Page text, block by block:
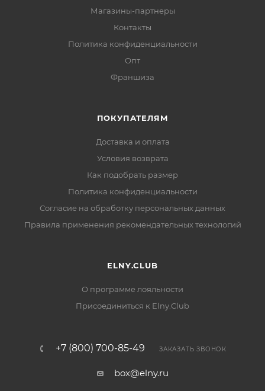
Магазины-партнеры
Контакты
Политика конфиденциальности
Опт
Франшиза
ПОКУПАТЕЛЯМ
Доставка и оплата
Условия возврата
Как подобрать размер
Политика конфиденциальности
Согласие на обработку персональных данных
Правила применения рекомендательных технологий
ELNY.CLUB
О программе лояльности
Присоединиться к Elny.Club
+7 (800) 700-85-49 ЗАКАЗАТЬ ЗВОНОК
box@elny.ru